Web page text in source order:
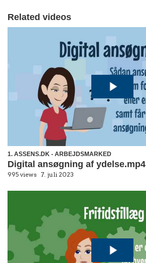
Related videos
1. ASSENS.DK - ARBEJDSMARKED
Digital ansøgning af ydelse.mp4
995 views 7. juli 2023